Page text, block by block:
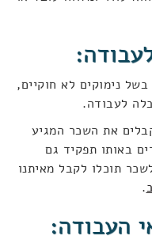
נימוקים לא חוקיים,
לעבודה.
את השכר המגיע
באותו תפקיד גם
תוכלו לקבל מאיתנו
.
העבודה: